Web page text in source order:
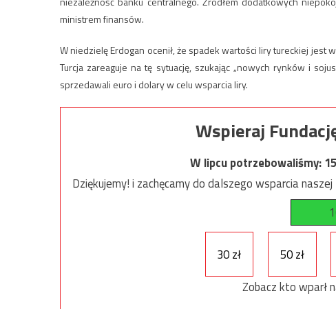
ministrem finansów.
W niedzielę Erdogan ocenił, że spadek wartości liry tureckiej jest
Turcja zareaguje na tę sytuację, szukając „nowych rynków i
sprzedawali euro i dolary w celu wsparcia liry.
Wspieraj
W lipcu potrzebowaliśmy:
Dziękujemy! i zachęcamy do dalszego wsparcia naszej
30 zł 50 zł
Zobacz kto wparł